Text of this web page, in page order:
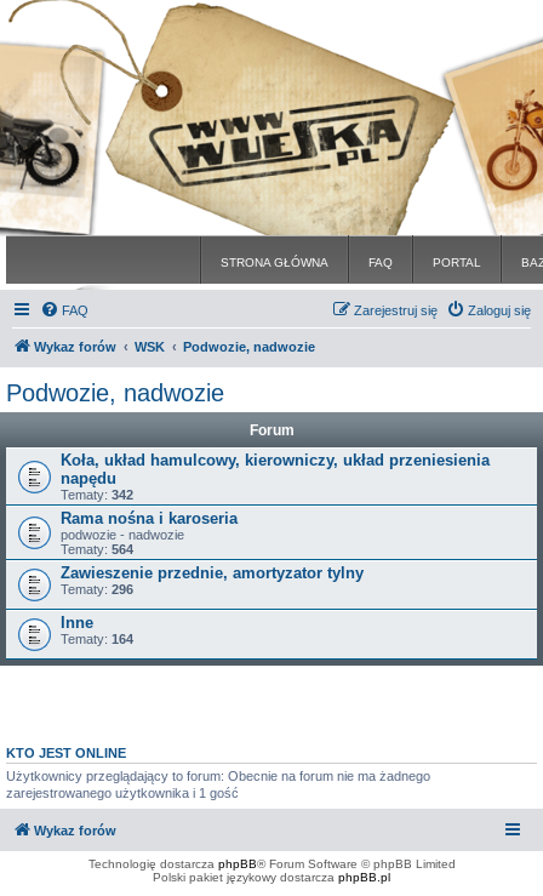
STRONA GŁÓWNA FAQ PORTAL
FAQ Zaloguj się
Zarejestruj się
Wykaz forów WSK Podwozie, nadwozie
Podwozie, nadwozie
Forum
Koła, układ hamulcowy, kierowniczy, układ przeniesienia
napędu
Tematy: 342
Rama nośna i karoseria
podwozie - nadwozie
Tematy: 564
Zawieszenie przednie, amortyzator tylny
Tematy: 296
Inne
Tematy: 164
KTO JEST ONLINE
Użytkownicy przeglądający to forum: Obecnie na forum nie ma żadnego
zarejestrowanego użytkownika i 1 gość
Wykaz forów
Technologię dostarcza phpBB® Forum Software © phpBB Limited
Polski pakiet językowy dostarcza phpBB.pl